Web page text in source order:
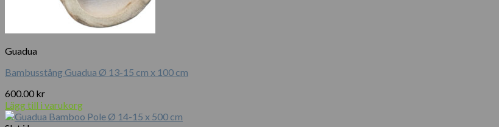
Guadua
Bambusstång Guadua Ø 13-15 cm x 100 cm
600.00 kr
Lägg till i varukorg